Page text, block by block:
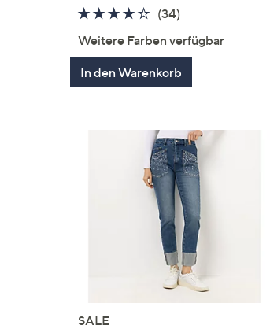
3.9
(34)34
Weitere Farben verfügbar
In den Warenkorb
SALE